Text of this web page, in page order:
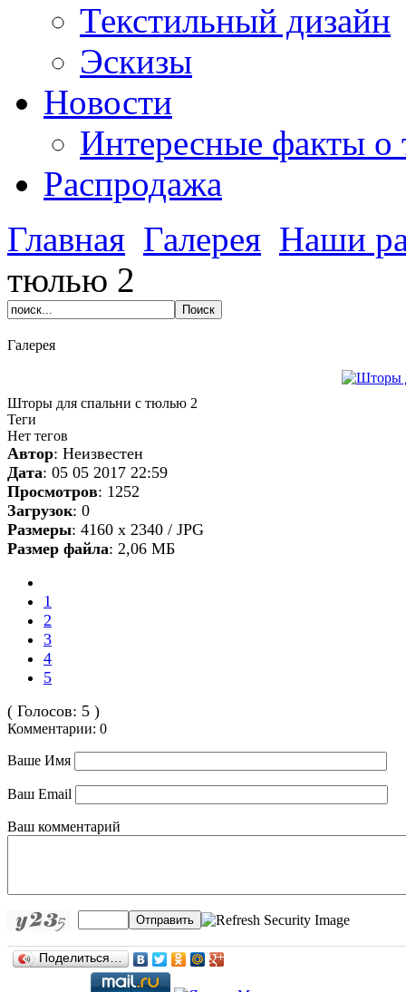
Текстильный дизайн
Эскизы
Новости
Интересные факты о
Распродажа
Главная Галерея Наши
тюлью 2
Галерея
Шторы для спальни с тюлью 2
Теги
Нет тегов
Автор: Неизвестен
Дата: 05 05 2017 22:59
Просмотров: 1252
Загрузок: 0
Размеры: 4160 x 2340 / JPG
Размер файла: 2,06 МБ
1
2
3
4
5
( Голосов: 5 )
Комментарии: 0
Ваше Имя
Ваш Email
Ваш комментарий
Отправить
Поделиться…